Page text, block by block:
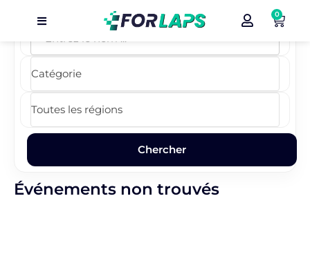
Carte
Événements
Localisation
0
Événements non trouvés